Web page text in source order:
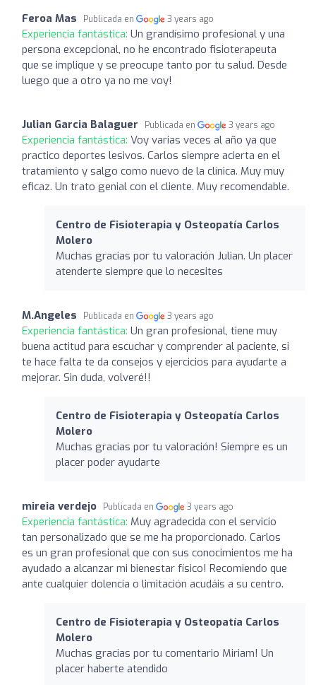
Feroa Mas Publicada en 3 years ago
Experiencia fantástica: Un grandísimo profesional y una
persona excepcional, no he encontrado fisioterapeuta
que se implique y se preocupe tanto por tu salud. Desde
luego que a otro ya no me voy!
Julian Garcia Balaguer Publicada en 3 years ago
Experiencia fantástica: Voy varias veces al año ya que
practico deportes lesivos. Carlos siempre acierta en el
tratamiento y salgo como nuevo de la clínica. Muy muy
eficaz. Un trato genial con el cliente. Muy recomendable.
Centro de Fisioterapia y Osteopatía Carlos
Molero
Muchas gracias por tu valoración Julian. Un placer
atenderte siempre que lo necesites
M.Angeles Publicada en 3 years ago
Experiencia fantástica: Un gran profesional, tiene muy
buena actitud para escuchar y comprender al paciente, si
te hace falta te da consejos y ejercicios para ayudarte a
mejorar. Sin duda, volveré!!
Centro de Fisioterapia y Osteopatía Carlos
Molero
Muchas gracias por tu valoración! Siempre es un
placer poder ayudarte
mireia verdejo Publicada en 3 years ago
Experiencia fantástica: Muy agradecida con el servicio
tan personalizado que se me ha proporcionado. Carlos
es un gran profesional que con sus conocimientos me ha
ayudado a alcanzar mi bienestar físico! Recomiendo que
ante cualquier dolencia o limitación acudáis a su centro.
Centro de Fisioterapia y Osteopatía Carlos
Molero
Muchas gracias por tu comentario Miriam! Un
placer haberte atendido